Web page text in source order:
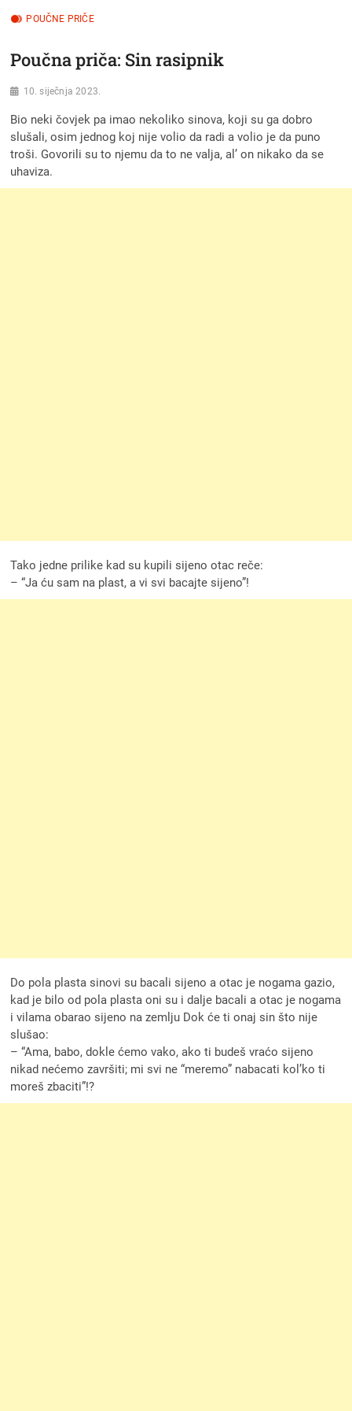
POUČNE PRIČE
Poučna priča: Sin rasipnik
10. siječnja 2023.
Bio neki čovjek pa imao nekoliko sinova, koji su ga dobro
slušali, osim jednog koj nije volio da radi a volio je da puno
troši. Govorili su to njemu da to ne valja, al’ on nikako da se
uhaviza.
Tako jedne prilike kad su kupili sijeno otac reče:
– “Ja ću sam na plast, a vi svi bacajte sijeno”!
Do pola plasta sinovi su bacali sijeno a otac je nogama gazio,
kad je bilo od pola plasta oni su i dalje bacali a otac je nogama
i vilama obarao sijeno na zemlju Dok će ti onaj sin što nije
slušao:
– “Ama, babo, dokle ćemo vako, ako ti budeš vraćo sijeno
nikad nećemo završiti; mi svi ne “meremo” nabacati kol’ko ti
moreš zbaciti”!?